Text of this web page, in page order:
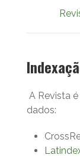
A Revista
dados: